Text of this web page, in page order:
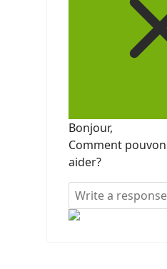
Bonjour,
Comment
aider?